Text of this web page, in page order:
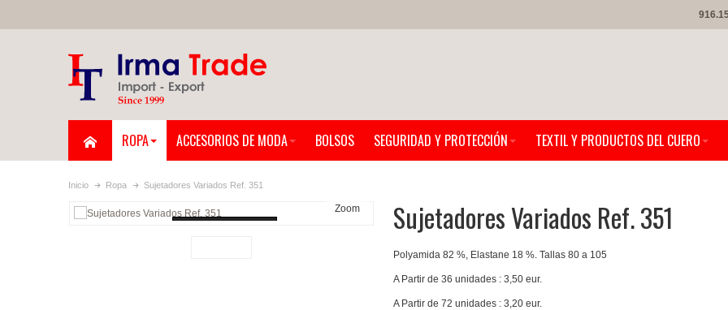
ROPA ACCESORIOS DE MODA BOLSOS SEGURIDAD Y PROTECCIÓN TEXTIL Y PRODUCTOS DEL CUERO
Inicio Ropa Sujetadores Variados Ref. 351
Zoom Sujetadores Variados Ref. 351
Polyamida 82 %, Elastane 18 %. Tallas 80 a 105
A Partir de 36 unidades : 3,50 eur.
A Partir de 72 unidades : 3,20 eur.